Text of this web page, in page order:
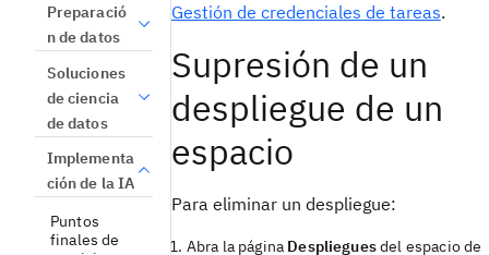
Preparació
n de datos
Soluciones
de ciencia
de datos
Implementa
ción de la IA
Puntos
finales de
Gestión de credenciales de tareas.
Supresión de un
despliegue de un
espacio
Para eliminar un despliegue:
Abra la página Desplieguesdel espacio de